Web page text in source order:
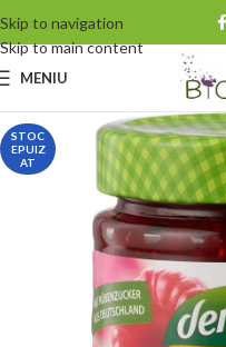
Skip to navigation
Skip to main content
MENIU
STOC
EPUIZ
AT